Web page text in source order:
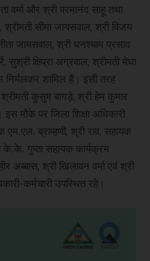
वर्मा और श्री परमानंद साहू तथा
सीमा जायसवाल, श्री विजय
जायसवाल, श्री घनश्याम प्रसाद
सुश्री क्षिप्रा अग्रवाल, श्रीमती मेघा
निर्मलकर शामिल हैं। इसी तरह
श्रीमती कुसुम बागड़े, श्री हेम कुमार
मौके पर जिला शिक्षा अधिकारी
ब्राम्हणी, श्री राव, सहायक
गुप्ता सहायक कार्यक्रम
अब्बास, श्री खिलावन वर्मा एवं श्री
कर्मचारी उपस्थित रहे।